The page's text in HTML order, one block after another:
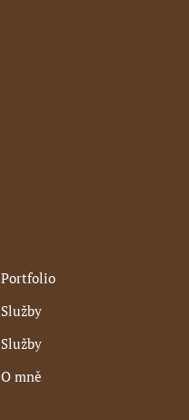
Portfolio
Služby
Služby
O mně